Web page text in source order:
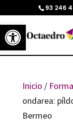
Abrir barra de
93 246
Inicio /
ondarea:
Bermeo